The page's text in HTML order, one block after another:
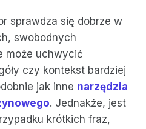
sprawdza się dobrze w
swobodnych
może uchwycić
czy kontekst bardziej
jak inne narzędzia
. Jednakże, jest
krótkich fraz,